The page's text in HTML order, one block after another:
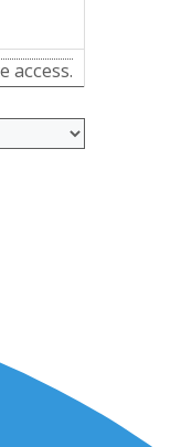
access.